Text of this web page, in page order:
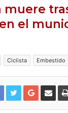
muere
el
Ciclista Embestido